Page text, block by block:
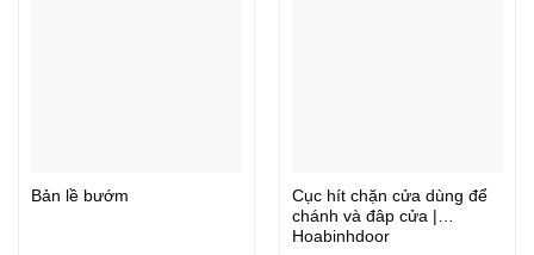
Bản lề bướm
Cục hít chặn cửa dùng để
chánh và đâp cửa |
Hoabinhdoor